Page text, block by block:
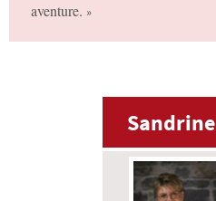
aventure. »
Sandrine